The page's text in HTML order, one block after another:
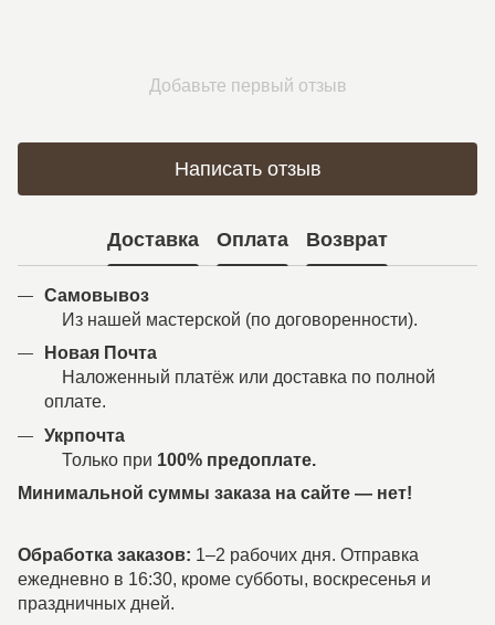
Добавьте первый отзыв
Написать отзыв
Доставка Оплата Возврат
Самовывоз
Из нашей мастерской (по договоренности).
Новая Почта
Наложенный платёж или доставка по полной
оплате.
Укрпочта
Только при 100% предоплате.
Минимальной суммы заказа на сайте — нет!
Обработка заказов: 1–2 рабочих дня. Отправка
ежедневно в 16:30, кроме субботы, воскресенья и
праздничных дней.